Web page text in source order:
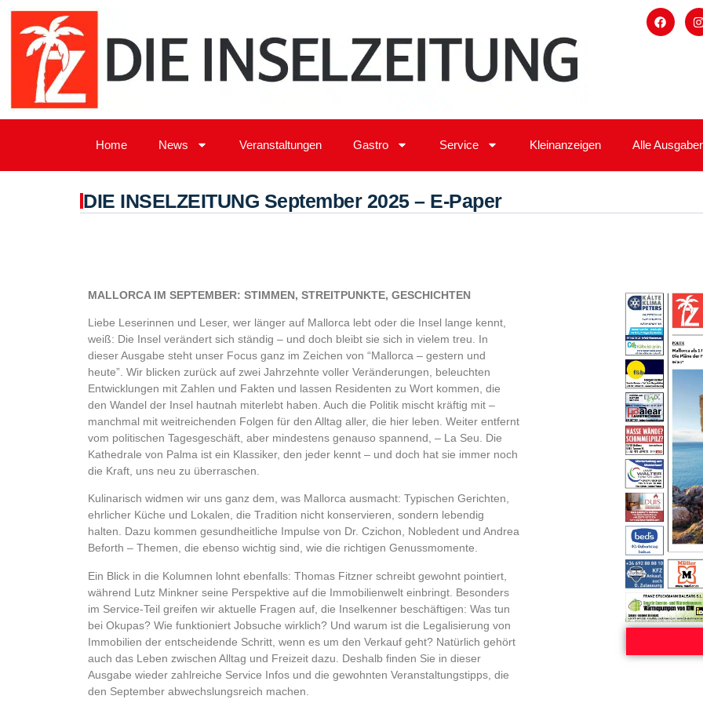
Home News Veranstaltungen Gastro Service Kleinanzeigen Alle
DIE INSELZEITUNG September 2025 – E-Paper
MALLORCA IM SEPTEMBER: STIMMEN, STREITPUNKTE, GESCHICHTEN
Liebe Leserinnen und Leser, wer länger auf Mallorca lebt oder die Insel lange kennt,
weiß: Die Insel verändert sich ständig – und doch bleibt sie sich in vielem treu. In
dieser Ausgabe steht unser Focus ganz im Zeichen von “Mallorca – gestern und
heute”. Wir blicken zurück auf zwei Jahrzehnte voller Veränderungen, beleuchten
Entwicklungen mit Zahlen und Fakten und lassen Residenten zu Wort kommen, die
den Wandel der Insel hautnah miterlebt haben. Auch die Politik mischt kräftig mit –
manchmal mit weitreichenden Folgen für den Alltag aller, die hier leben. Weiter entfernt
vom politischen Tagesgeschäft, aber mindestens genauso spannend, – La Seu. Die
Kathedrale von Palma ist ein Klassiker, den jeder kennt – und doch hat sie immer noch
die Kraft, uns neu zu überraschen.
Kulinarisch widmen wir uns ganz dem, was Mallorca ausmacht: Typischen Gerichten,
ehrlicher Küche und Lokalen, die Tradition nicht konservieren, sondern lebendig
halten. Dazu kommen gesundheitliche Impulse von Dr. Czichon, Nobledent und Andrea
Beforth – Themen, die ebenso wichtig sind, wie die richtigen Genussmomente.
Ein Blick in die Kolumnen lohnt ebenfalls: Thomas Fitzner schreibt gewohnt pointiert,
während Lutz Minkner seine Perspektive auf die Immobilienwelt einbringt. Besonders
im Service-Teil greifen wir aktuelle Fragen auf, die Inselkenner beschäftigen: Was tun
bei Okupas? Wie funktioniert Jobsuche wirklich? Und warum ist die Legalisierung von
Immobilien der entscheidende Schritt, wenn es um den Verkauf geht? Natürlich gehört
auch das Leben zwischen Alltag und Freizeit dazu. Deshalb finden Sie in dieser
Ausgabe wieder zahlreiche Service Infos und die gewohnten Veranstaltungstipps, die
den September abwechslungsreich machen.